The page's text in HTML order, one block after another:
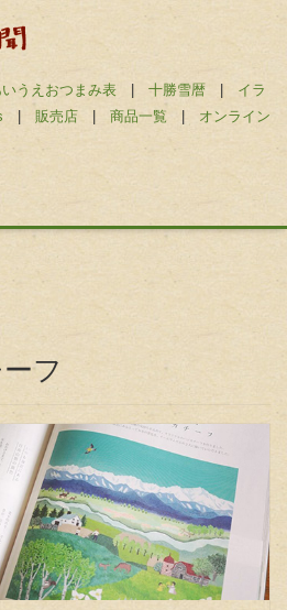
いうえおつまみ表 | 十勝雪暦 | イラ
| 販売店 | 商品一覧 | オンライン
フ